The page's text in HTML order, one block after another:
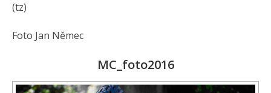
(tz)
Foto Jan Němec
MC_foto2016